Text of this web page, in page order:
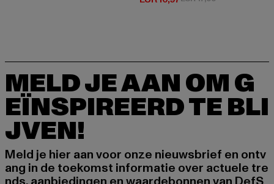
MELD JE AAN OM G
EÏNSPIREERD TE BLI
JVEN!
Meld je hier aan voor onze nieuwsbrief en ontv
ang in de toekomst informatie over actuele tre